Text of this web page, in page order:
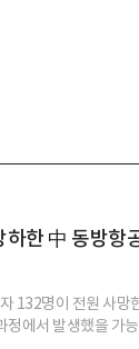
하한 中 동방항
132명이 전원 사망
정에서 발생했을 가